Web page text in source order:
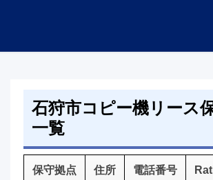
石狩市コピー機リース
一覧
保守拠点 住所 電話番号